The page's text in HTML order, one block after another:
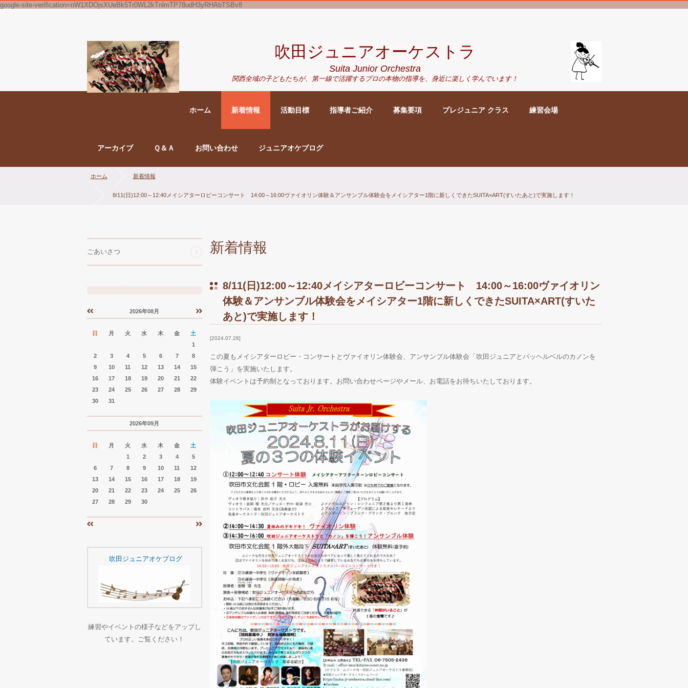
google-site-verification=nW1XDOjsXUeBk5Tr0WL2kTnlmTP78udH3yRHAbTSBv8
吹田ジュニアオーケストラ
Suita Junior Orchestra
関西全域の子どもたちが、 第一線で活躍するプロの本物の指導を、身近に楽しく学んでいます！
ホーム 新着情報 活動目標 指導者ご紹介 募集要項 プレジュニア クラス 練習会場
アーカイブ Ｑ＆Ａ お問い合わせ ジュニアオケブログ
ホーム 新着情報
8/11(日)12:00～12:40メイシアターロビーコンサート 14:00～16:00ヴァイオリン体験＆アンサンブル体験会をメイシアター1階に新しくできたSUITA×ART(すいたあと)で実施します！
新着情報
2024.07.28
8/11(日)12:00～12:40メイシアターロビーコンサート 14:00～16:00ヴァイオリン
体験＆アンサンブル体験会をメイシアター1階に新しくできたSUITA×ART(すいた
あと)で実施します！
この夏もメイシアターロビー・コンサートとヴァイオリン体験会、アンサンブル体験会「吹田ジュニアとパッヘルベルのカノンを
弾こう」を実施いたします。
体験イベントは予約制となっております。お問い合わせページやメール、お電話をお待ちいたしております。
ごあいさつ
« »
2026年08月
日 月 火 水 木 金
土
1
2
3 4 5 6 7
8
9
10 11 12 13 14
15
16
17 18 19 20 21
22
23
24 25 26 27 28
29
30
31
2026年09月
日 月 火 水 木 金
土
1
2 3 4
5
6
7 8 9 10 11
12
13
14 15 16 17 18
19
20
21 22 23 24 25
26
27
28 29 30
吹田ジュニアオケブログ
練習やイベントの様子などをアップし
ています。ご覧ください！